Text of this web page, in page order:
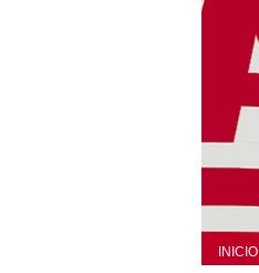
INICIO